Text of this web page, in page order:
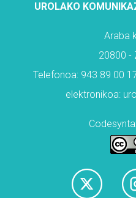
UROLAKO
Araba
20800 -
Telefonoa: 943 89 00
elektronikoa: